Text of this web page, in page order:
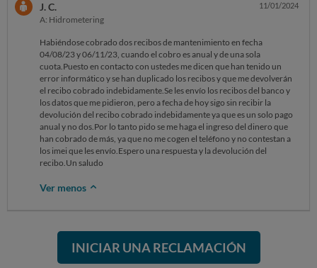
J. C.
A: Hidrometering
11/01/2024
Habiéndose cobrado dos recibos de mantenimiento en fecha
04/08/23 y 06/11/23, cuando el cobro es anual y de una sola
cuota.Puesto en contacto con ustedes me dicen que han tenido un
error informático y se han duplicado los recibos y que me devolverán
el recibo cobrado indebidamente.Se les envío los recibos del banco y
los datos que me pidieron, pero a fecha de hoy sigo sin recibir la
devolución del recibo cobrado indebidamente ya que es un solo pago
anual y no dos.Por lo tanto pido se me haga el ingreso del dinero que
han cobrado de más, ya que no me cogen el teléfono y no contestan a
los imei que les envío.Espero una respuesta y la devolución del
recibo.Un saludo
Ver menos
INICIAR UNA RECLAMACIÓN